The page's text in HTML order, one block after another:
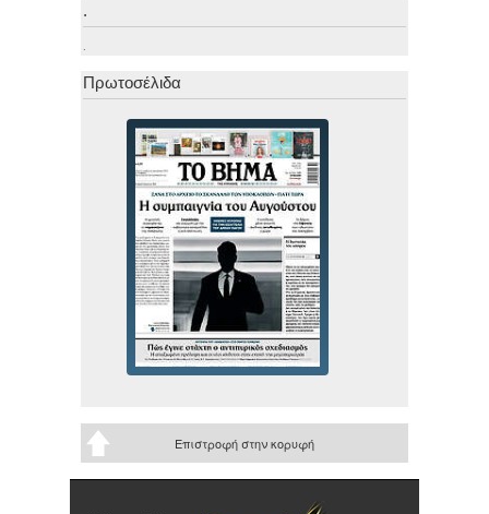
.
.
Πρωτοσέλιδα
Επιστροφή στην κορυφή